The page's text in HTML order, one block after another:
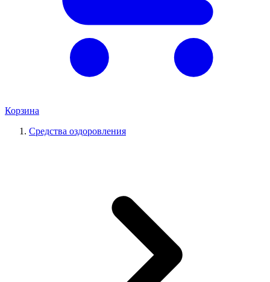
Корзина
Средства оздоровления